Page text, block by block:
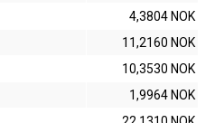
4,3804 NOK
11,2160 NOK
10,3530 NOK
1,9964 NOK